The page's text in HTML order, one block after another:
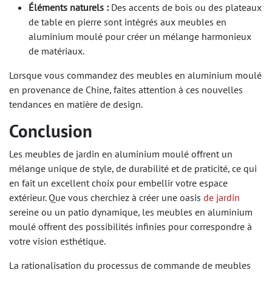
Éléments naturels : Des accents de bois ou des plateaux
de table en pierre sont intégrés aux meubles en
aluminium moulé pour créer un mélange harmonieux
de matériaux.
Lorsque vous commandez des meubles en aluminium moulé
en provenance de Chine, faites attention à ces nouvelles
tendances en matière de design.
Conclusion
Les meubles de jardin en aluminium moulé offrent un
mélange unique de style, de durabilité et de praticité, ce qui
en fait un excellent choix pour embellir votre espace
extérieur. Que vous cherchiez à créer une oasis de jardin
sereine ou un patio dynamique, les meubles en aluminium
moulé offrent des possibilités infinies pour correspondre à
votre vision esthétique.​
La rationalisation du processus de commande de meubles